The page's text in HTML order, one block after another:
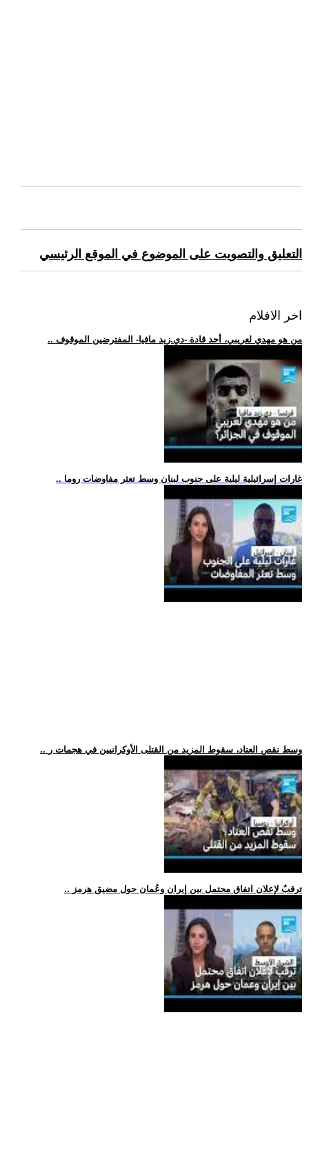
التعليق والتصويت على الموضوع في الموقع الرئيسي
اخر الافلام
.. من هو مهدي لعريبي، أحد قادة -دي.زيد مافيا- المفترضين الموقوف
.. غارات إسرائيلية ليلية على جنوب لبنان وسط تعثر مفاوضات روما
.. وسط نقص العتاد، سقوط المزيد من القتلى الأوكرانيين في هجمات ر
.. ترقبٌ لإعلان اتفاق محتمل بين إيران وعُمان حول مضيق هرمز